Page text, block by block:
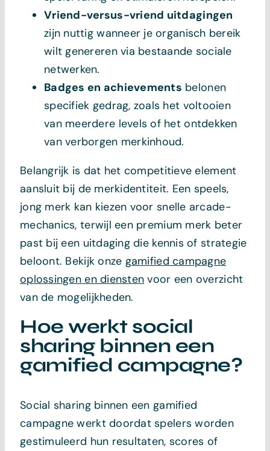
Vriend-versus-vriend uitdagingen
zijn nuttig wanneer je organisch bereik
wilt genereren via bestaande sociale
netwerken.
Badges en achievements belonen
specifiek gedrag, zoals het voltooien
van meerdere levels of het ontdekken
van verborgen merkinhoud.
Belangrijk is dat het competitieve element
aansluit bij de merkidentiteit. Een speels,
jong merk kan kiezen voor snelle arcade-
mechanics, terwijl een premium merk beter
past bij een uitdaging die kennis of strategie
beloont. Bekijk onze gamified campagne
oplossingen en diensten voor een overzicht
van de mogelijkheden.
Hoe werkt social
sharing binnen een
gamified campagne?
Social sharing binnen een gamified
campagne werkt doordat spelers worden
gestimuleerd hun resultaten, scores of